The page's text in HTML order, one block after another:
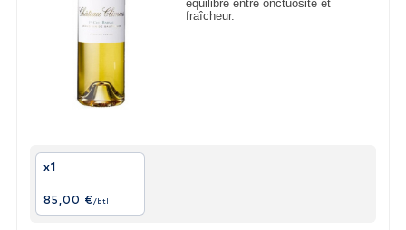
équilibre entre onctuosité et
fraîcheur.
x1
85,00 €/btl